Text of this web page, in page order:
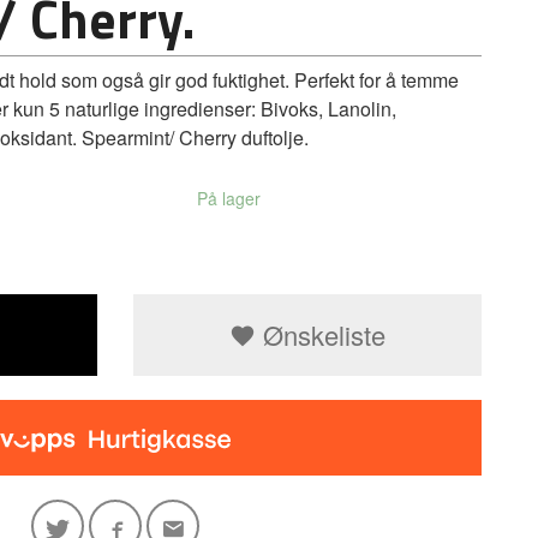
hold som også gir god fuktighet. Perfekt for å temme
kun 5 naturlige ingredienser: Bivoks, Lanolin,
Spearmint/ Cherry duftolje.
På lager
Ønskeliste